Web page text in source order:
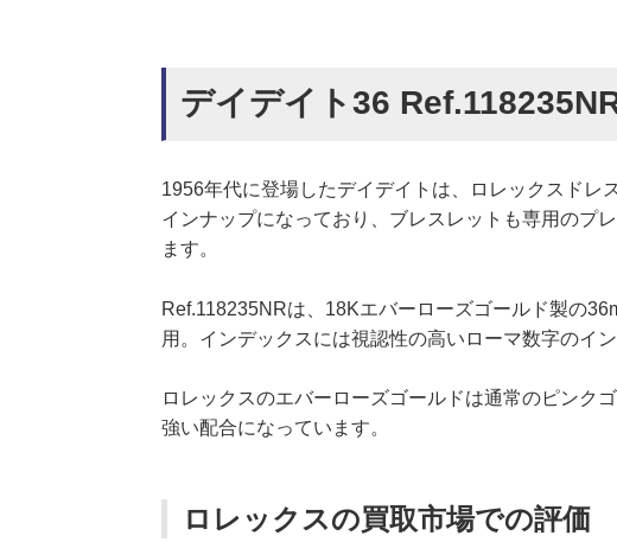
デイデイト36
1956年代に登場したデイデイトは、ロレックスドレ
インナップになっており、ブレスレットも専用のプ
ます。
Ref.118235NRは、18Kエバーローズゴールド製の
用。インデックスには視認性の高いローマ数字のイ
ロレックスのエバーローズゴールドは通常のピンク
強い配合になっています。
ロレックスの買取市場での評価